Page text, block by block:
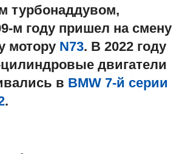
турбонаддувом,
м году пришел на смену
мотору N73. В 2022 году
двигатели
в BMW 7-й серии
.